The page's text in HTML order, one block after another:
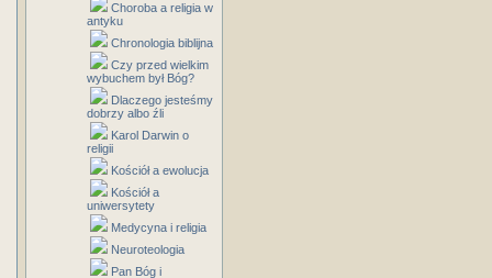
Choroba a religia w
antyku
Chronologia biblijna
Czy przed wielkim
wybuchem był Bóg?
Dlaczego jesteśmy
dobrzy albo źli
Karol Darwin o
religii
Kościół a ewolucja
Kościół a
uniwersytety
Medycyna i religia
Neuroteologia
Pan Bóg i